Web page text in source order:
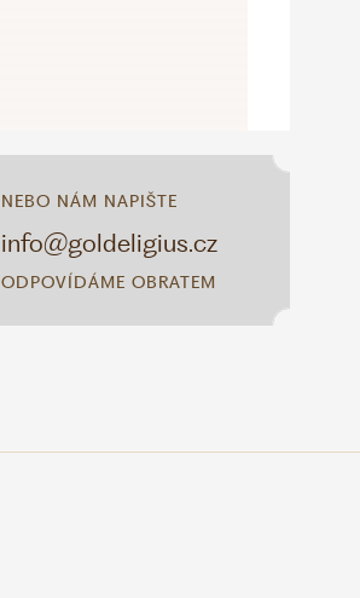
NEBO NÁM NAPIŠTE
info@goldeligius.cz
ODPOVÍDÁME OBRATEM